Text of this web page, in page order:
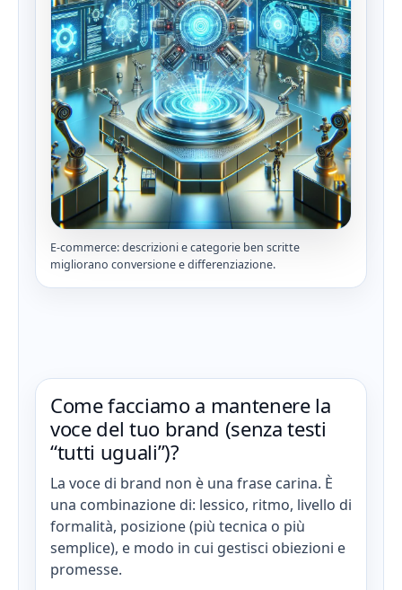
E‑commerce: descrizioni e categorie ben scritte
migliorano conversione e differenziazione.
Come facciamo a mantenere la
voce del tuo brand (senza testi
“tutti uguali”)?
La voce di brand non è una frase carina. È
una combinazione di: lessico, ritmo, livello di
formalità, posizione (più tecnica o più
semplice), e modo in cui gestisci obiezioni e
promesse.